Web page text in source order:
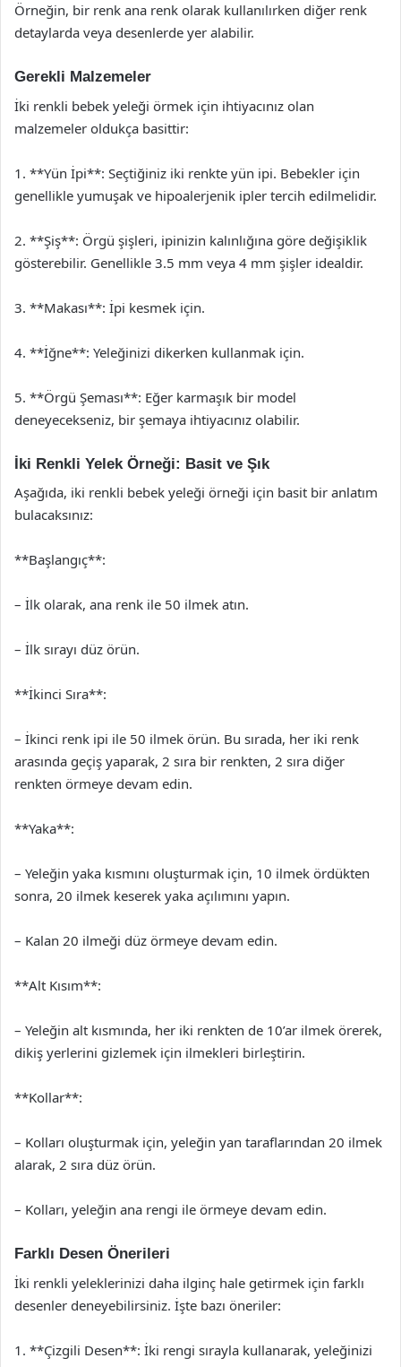
Örneğin, bir renk ana renk olarak kullanılırken diğer renk
detaylarda veya desenlerde yer alabilir.
Gerekli Malzemeler
İki renkli bebek yeleği örmek için ihtiyacınız olan
malzemeler oldukça basittir:
1. **Yün İpi**: Seçtiğiniz iki renkte yün ipi. Bebekler için
genellikle yumuşak ve hipoalerjenik ipler tercih edilmelidir.
2. **Şiş**: Örgü şişleri, ipinizin kalınlığına göre değişiklik
gösterebilir. Genellikle 3.5 mm veya 4 mm şişler idealdir.
3. **Makası**: İpi kesmek için.
4. **İğne**: Yeleğinizi dikerken kullanmak için.
5. **Örgü Şeması**: Eğer karmaşık bir model
deneyecekseniz, bir şemaya ihtiyacınız olabilir.
İki Renkli Yelek Örneği: Basit ve Şık
Aşağıda, iki renkli bebek yeleği örneği için basit bir anlatım
bulacaksınız:
**Başlangıç**:
– İlk olarak, ana renk ile 50 ilmek atın.
– İlk sırayı düz örün.
**İkinci Sıra**:
– İkinci renk ipi ile 50 ilmek örün. Bu sırada, her iki renk
arasında geçiş yaparak, 2 sıra bir renkten, 2 sıra diğer
renkten örmeye devam edin.
**Yaka**:
– Yeleğin yaka kısmını oluşturmak için, 10 ilmek ördükten
sonra, 20 ilmek keserek yaka açılımını yapın.
– Kalan 20 ilmeği düz örmeye devam edin.
**Alt Kısım**:
– Yeleğin alt kısmında, her iki renkten de 10’ar ilmek örerek,
dikiş yerlerini gizlemek için ilmekleri birleştirin.
**Kollar**:
– Kolları oluşturmak için, yeleğin yan taraflarından 20 ilmek
alarak, 2 sıra düz örün.
– Kolları, yeleğin ana rengi ile örmeye devam edin.
Farklı Desen Önerileri
İki renkli yeleklerinizi daha ilginç hale getirmek için farklı
desenler deneyebilirsiniz. İşte bazı öneriler:
1. **Çizgili Desen**: İki rengi sırayla kullanarak, yeleğinizi